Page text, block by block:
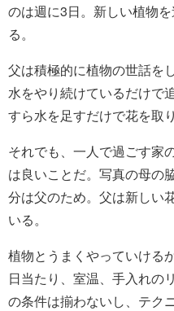
のは週に3日。新しい植物
る。
父は積極的に植物の世話を
水をやり続けているだけで
すら水を足すだけで花を取
それでも、一人で過ごす家
は良いことだ。写真の母の
分は父のため。父は新しい
いる。
植物とうまくやっていける
日当たり、室温、手入れの
の条件は揃わないし、テク